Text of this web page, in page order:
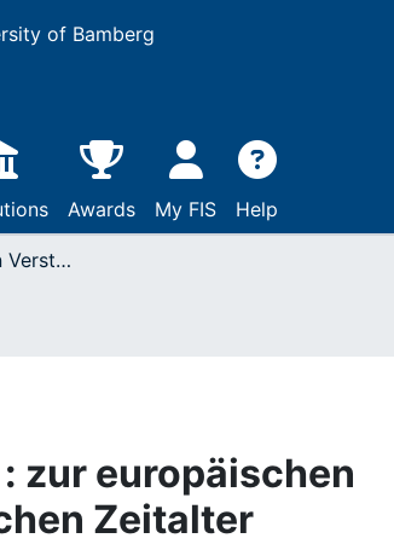
of Bamberg
Awards My FIS Help
"Haben die Türken Verstand?" : zur europäischen Orient-Debatte im napoleonischen Zeitalter
zur europäischen
Zeitalter